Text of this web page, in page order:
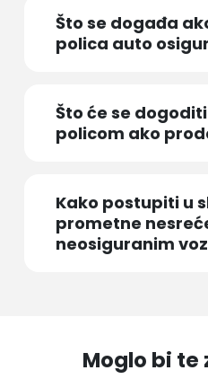
Što se događa
polica auto
Što će se
policom ako
Kako postupiti u
prometne
neosiguranim
Moglo bi